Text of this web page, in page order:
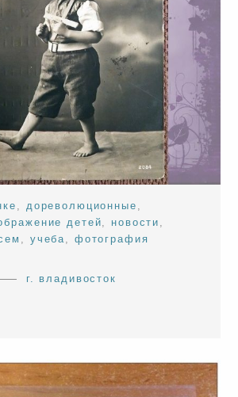
дореволюционные
детей новости
учеба фотография
г. владивосток